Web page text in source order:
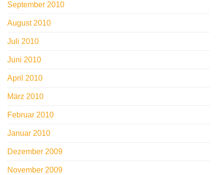
September 2010
August 2010
Juli 2010
Juni 2010
April 2010
März 2010
Februar 2010
Januar 2010
Dezember 2009
November 2009